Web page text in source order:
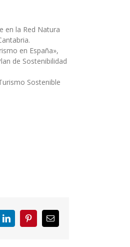
en la Red Natura
en España»,
de Sostenibilidad
Sostenible
LinkedInPinterestCorreo
electrónico